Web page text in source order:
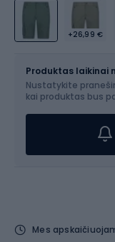
+26,99 €
Pasirinkite dydį...
Produktas laikinai
Nustatykite
kai produktas bus
Mes